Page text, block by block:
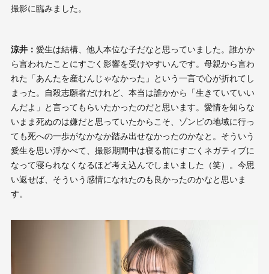
撮影に臨みました。
涼井： 愛生は結構、他人本位な子だなと思っていました。誰かか
ら言われたことにすごく影響を受けやすいんです。母親から言わ
れた「あんたを産むんじゃなかった」という一言で心が折れてし
まった。自殺志願者だけれど、本当は誰かから「生きていていい
んだよ」と言ってもらいたかったのだと思います。愛情を知らな
いまま死ぬのは嫌だと思っていたからこそ、ゾンビの地域に行っ
ても死への一歩がなかなか踏み出せなかったのかなと。そういう
愛生を思い浮かべて、撮影期間中は寝る前にすごくネガティブに
なって寝られなくなるほど考え込んでしまいました（笑）。今思
い返せば、そういう感情になれたのも良かったのかなと思いま
す。